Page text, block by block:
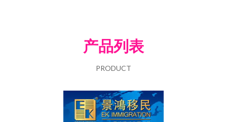
产品列表
PRODUCT